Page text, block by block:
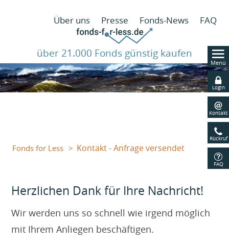
Über uns Presse Fonds-News FAQ
über 21.000 Fonds günstig kaufen
Login
Kontakt
Rückruf
FAQ
Menü
Fonds for Less Kontakt - Anfrage versendet
Herzlichen Dank für Ihre Nachricht!
Wir werden uns so schnell wie irgend möglich
mit Ihrem Anliegen beschäftigen.